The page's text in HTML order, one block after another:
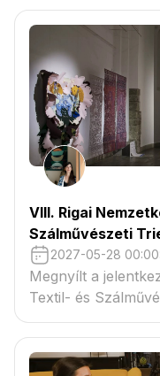
VIII. Rigai
Szálművészeti
2027-05-28
Megnyílt a
Textil- és